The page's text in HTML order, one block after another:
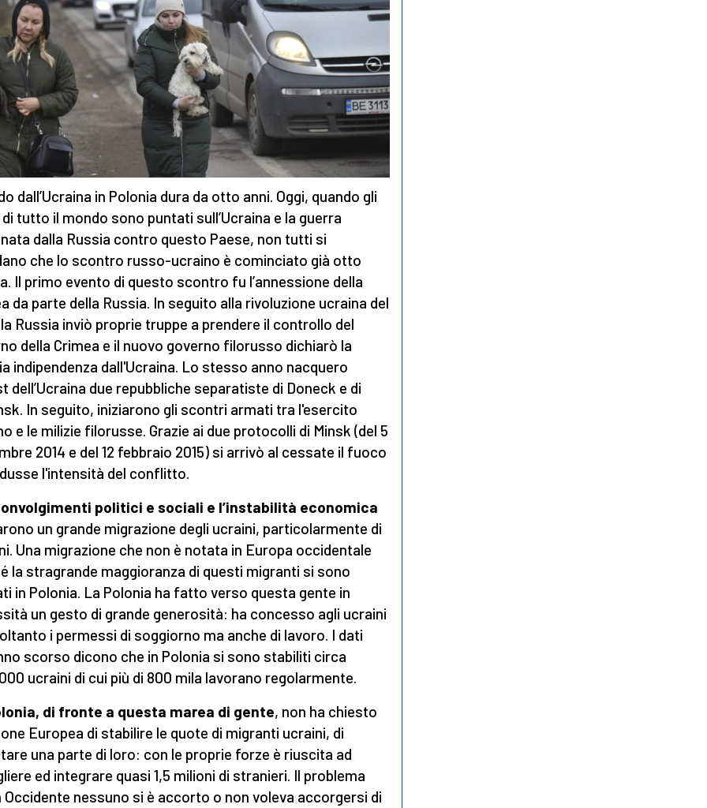
dall’Ucraina in Polonia dura da otto anni. Oggi, quando gli
tutto il mondo sono puntati sull’Ucraina e la guerra
dalla Russia contro questo Paese, non tutti si
che lo scontro russo-ucraino è cominciato già otto
Il primo evento di questo scontro fu l’annessione della
da parte della Russia. In seguito alla rivoluzione ucraina del
Russia inviò proprie truppe a prendere il controllo del
della Crimea e il nuovo governo filorusso dichiarò la
indipendenza dall'Ucraina. Lo stesso anno nacquero
dell’Ucraina due repubbliche separatiste di Doneck e di
In seguito, iniziarono gli scontri armati tra l'esercito
e le milizie filorusse. Grazie ai due protocolli di Minsk (del 5
2014 e del 12 febbraio 2015) si arrivò al cessate il fuoco
l'intensità del conflitto.
politici e sociali e l’instabilità economica
un grande migrazione degli ucraini, particolarmente di
Una migrazione che non è notata in Europa occidentale
la stragrande maggioranza di questi migranti si sono
in Polonia. La Polonia ha fatto verso questa gente in
un gesto di grande generosità: ha concesso agli ucraini
i permessi di soggiorno ma anche di lavoro. I dati
scorso dicono che in Polonia si sono stabiliti circa
ucraini di cui più di 800 mila lavorano regolarmente.
di fronte a questa marea di gente, non ha chiesto
Europea di stabilire le quote di migranti ucraini, di
una parte di loro: con le proprie forze è riuscita ad
ed integrare quasi 1,5 milioni di stranieri. Il problema
Occidente nessuno si è accorto o non voleva accorgersi di